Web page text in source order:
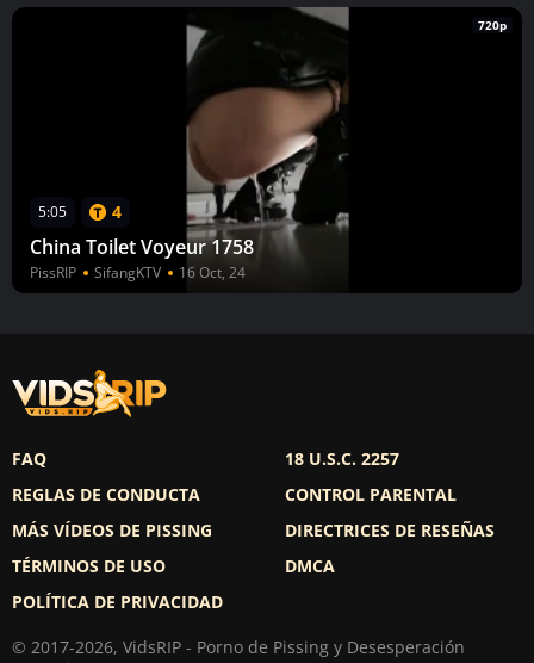
720p
5:05 4
China Toilet Voyeur 1758
PissRIP SifangKTV 16 Oct, 24
FAQ
REGLAS DE CONDUCTA
MÁS VÍDEOS DE PISSING
TÉRMINOS DE USO
POLÍTICA DE PRIVACIDAD
18 U.S.C. 2257
CONTROL PARENTAL
DIRECTRICES DE RESEÑAS
DMCA
© 2017-2026, VidsRIP - Porno de Pissing y Desesperación